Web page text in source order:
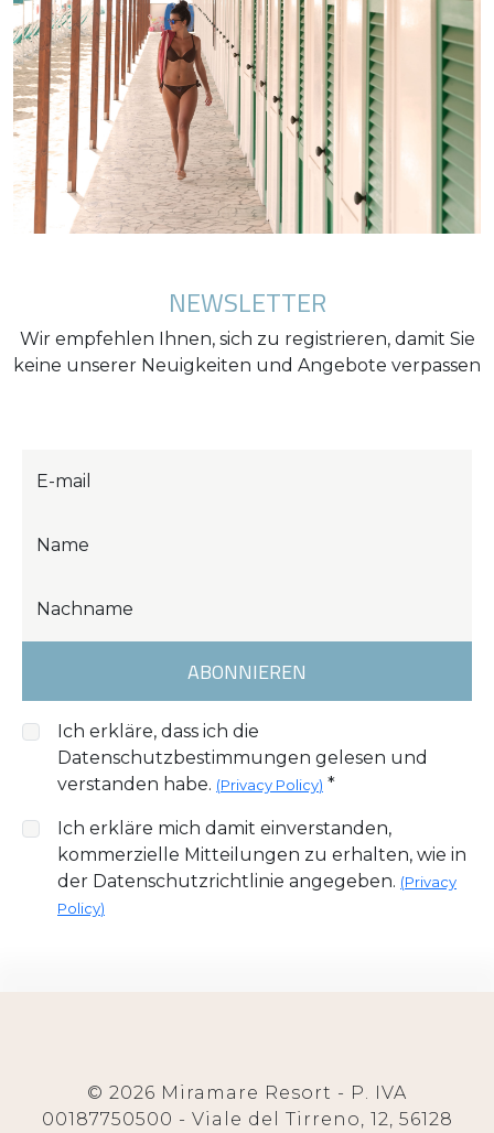
NEWSLETTER
Wir empfehlen Ihnen, sich zu registrieren, damit Sie
keine unserer Neuigkeiten und Angebote verpassen
E-mail
Name
Nachname
ABONNIEREN
Ich erkläre, dass ich die
Datenschutzbestimmungen gelesen und
verstanden habe. (Privacy Policy) *
Ich erkläre mich damit einverstanden,
kommerzielle Mitteilungen zu erhalten, wie in
der Datenschutzrichtlinie angegeben. (Privacy
Policy)
© 2026 Miramare Resort - P. IVA
00187750500 - Viale del Tirreno, 12, 56128